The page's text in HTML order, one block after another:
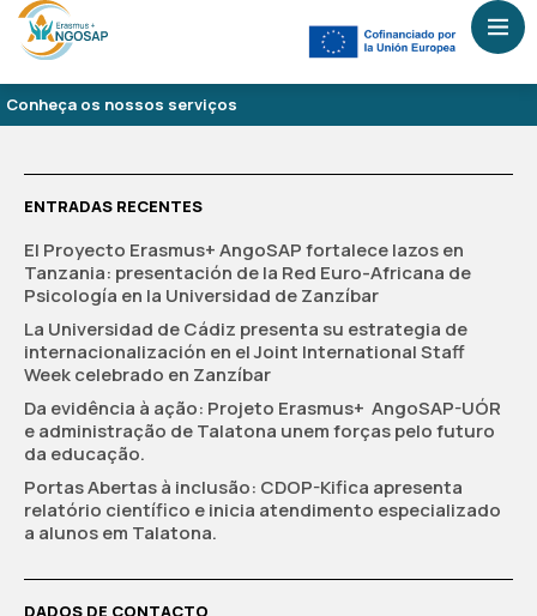
Conheça os nossos serviços
ENTRADAS RECENTES
El Proyecto Erasmus+ AngoSAP fortalece lazos en
Tanzania: presentación de la Red Euro-Africana de
Psicología en la Universidad de Zanzíbar
La Universidad de Cádiz presenta su estrategia de
internacionalización en el Joint International Staff
Week celebrado en Zanzíbar
Da evidência à ação: Projeto Erasmus+ AngoSAP-UÓR
e administração de Talatona unem forças pelo futuro
da educação.
Portas Abertas à inclusão: CDOP-Kifica apresenta
relatório científico e inicia atendimento especializado
a alunos em Talatona.
DADOS DE CONTACTO